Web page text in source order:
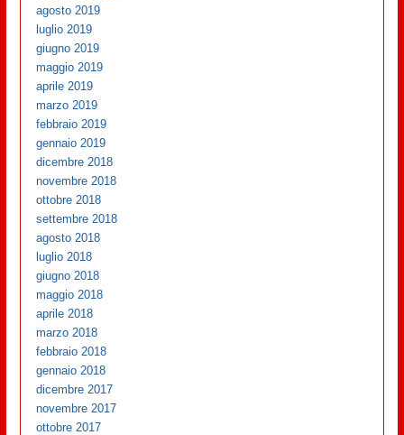
agosto 2019
luglio 2019
giugno 2019
maggio 2019
aprile 2019
marzo 2019
febbraio 2019
gennaio 2019
dicembre 2018
novembre 2018
ottobre 2018
settembre 2018
agosto 2018
luglio 2018
giugno 2018
maggio 2018
aprile 2018
marzo 2018
febbraio 2018
gennaio 2018
dicembre 2017
novembre 2017
ottobre 2017